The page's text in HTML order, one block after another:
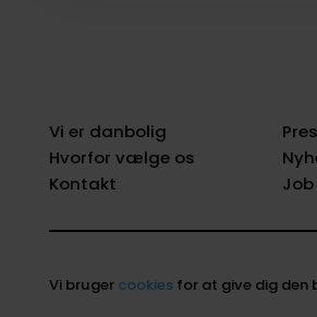
Vi er danbolig
Hvorfor vælge os
Kontakt
Vi bruger cookies for at give dig den